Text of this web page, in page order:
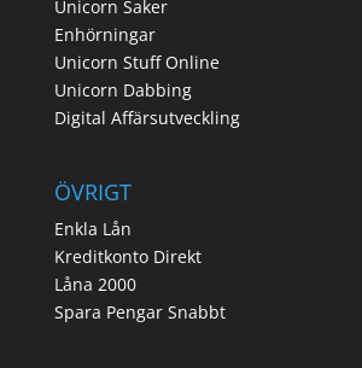
Unicorn Saker
Enhörningar
Unicorn Stuff Online
Unicorn Dabbing
Digital Affärsutveckling
ÖVRIGT
Enkla Lån
Kreditkonto Direkt
Låna 2000
Spara Pengar Snabbt